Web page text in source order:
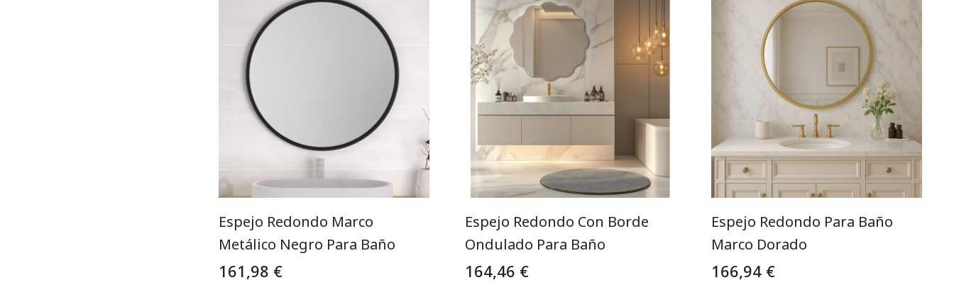
Espejo Redondo Marco
Metálico Negro Para Baño
161,98 €
Espejo Redondo Con Borde
Ondulado Para Baño
164,46 €
Espejo Redondo Para Baño
Marco Dorado
166,94 €